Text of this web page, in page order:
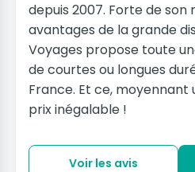
depuis 2007. Forte de son
avantages de la grande
Voyages propose toute
de courtes ou longues
France. Et ce,
prix inégalable !
Voir les avis